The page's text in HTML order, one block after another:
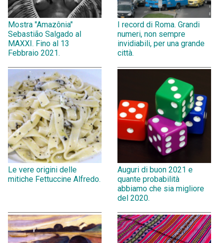
Mostra "Amazônia"
Sebastião Salgado al
MAXXI. Fino al 13
Febbraio 2021.
I record di Roma. Grandi
numeri, non sempre
invidiabili, per una grande
città.
Le vere origini delle
mitiche Fettuccine Alfredo.
Auguri di buon 2021 e
quante probabilità
abbiamo che sia migliore
del 2020.